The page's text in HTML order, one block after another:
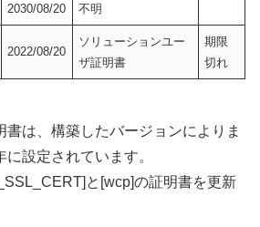
2030/08/20 不明
2022/08/20
ソリューションユー
ザ証明書
期限
切れ
書は、構築したバージョンによりま
設定されています。
と[wcp]の証明書を更新